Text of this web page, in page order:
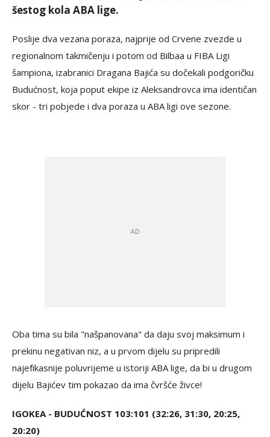
šestog kola ABA lige.
Poslije dva vezana poraza, najprije od Crvene zvezde u
regionalnom takmičenju i potom od Bilbaa u FIBA Ligi
šampiona, izabranici Dragana Bajića su dočekali podgoričku
Budućnost, koja poput ekipe iz Aleksandrovca ima identičan
skor - tri pobjede i dva poraza u ABA ligi ove sezone.
Oba tima su bila "našpanovana" da daju svoj maksimum i
prekinu negativan niz, a u prvom dijelu su pripredili
najefikasnije poluvrijeme u istoriji ABA lige, da bi u drugom
dijelu Bajićev tim pokazao da ima čvršće živce!
IGOKEA - BUDUĆNOST 103:101 (32:26, 31:30, 20:25,
20:20)